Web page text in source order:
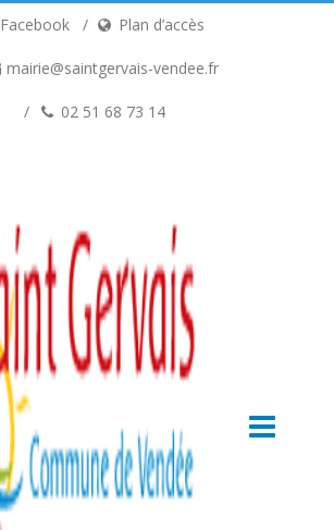
Facebook Plan d’accès
mairie@saintgervais-vendee.fr
02 51 68 73 14